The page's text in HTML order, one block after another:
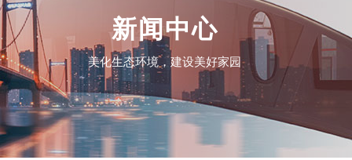
我
们
心
业
务
服
务
案
例
荣
誉
资
质
新
闻
中
联
系
新闻中心
美化生态环境，建设美好家园